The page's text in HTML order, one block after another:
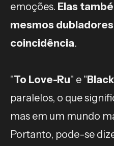
emoções. Elas
mesmos
coincidência.
"To Love-Ru" e "
paralelos, o que
mas em um mundo
Portanto, pode-se